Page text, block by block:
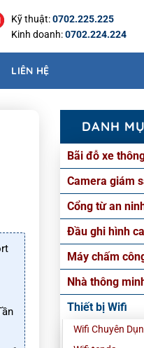
Kỹ thuật:0702.225.225
Kinh doanh:0702.224.224
LIÊN HỆ
DANH
Bãi đỗ xe
Camera giám
Cổng từ an
Đầu ghi hình
Máy chấm
Nhà thông
Thiết bị Wifi
Wifi Chuyên